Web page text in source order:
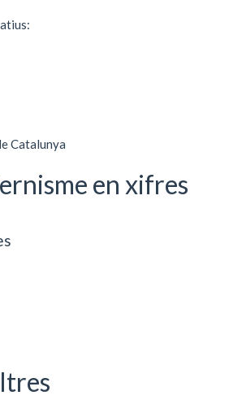
Catalunya
en xifres